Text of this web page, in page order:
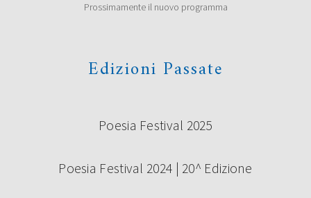
poesia Under 35 “Terre di Castelli” 2019, prima edizione:
Prossimamente il nuovo programma
Edizioni Passate
Poesia Festival 2025
Poesia Festival 2024 | 20^ Edizione